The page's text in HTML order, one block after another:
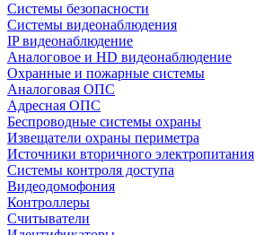
Системы безопасности
Системы видеонаблюдения
IP видеонаблюдение
Аналоговое и HD видеонаблюдение
Охранные и пожарные системы
Аналоговая ОПС
Адресная ОПС
Беспроводные системы охраны
Извещатели охраны периметра
Источники вторичного электропитания
Системы контроля доступа
Видеодомофония
Контроллеры
Считыватели